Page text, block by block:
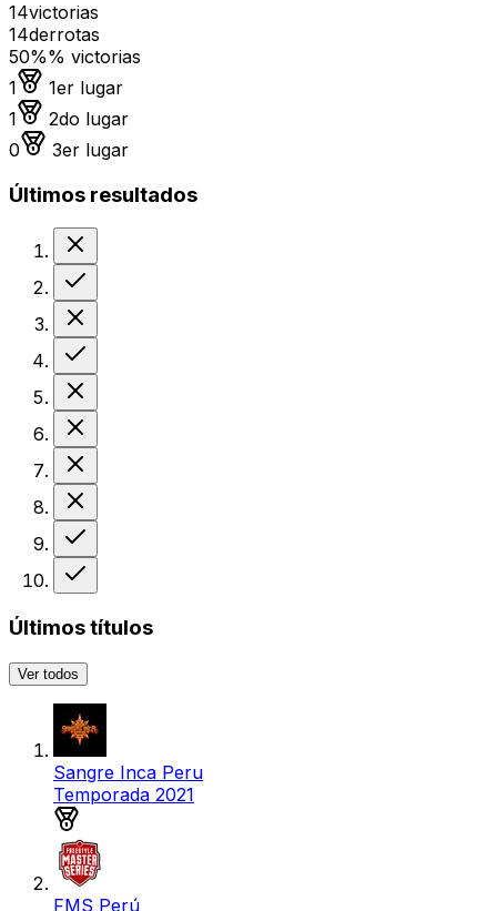
14victorias
14derrotas
50%% victorias
1
Medalla de oro
1er lugar
1
Medalla de plata
2do lugar
0
Medalla de bronce
3er lugar
Últimos resultados
Últimos títulos
Ver todos
Sangre Inca Peru
Temporada 2021
FMS Perú